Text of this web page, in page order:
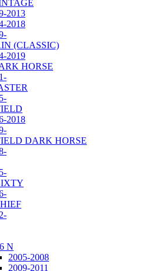
2013
2018
(CLASSIC)
2019
HORSE
2018
DARK HORSE
N
2005-2008
2009-2011